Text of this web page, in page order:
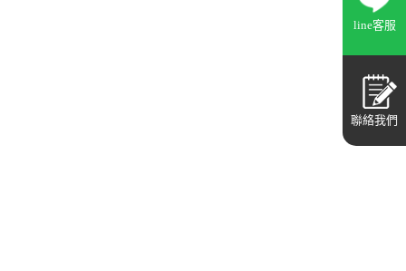
line客服
聯絡我們